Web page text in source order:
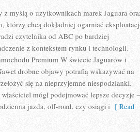
myślą o użytkownikach marek Jaguara
którzy chcą dokładniej ogarniać
czytelnika od ABC po bardziej
z kontekstem rynku i technologii.
Premium W świecie Jaguarów i
drobne objawy potrafią wskazywać na
się na nieprzyjemne niespodzianki.
mógł podejmować lepsze decyzje –
jazda, off-road, czy osiągi i [ Read